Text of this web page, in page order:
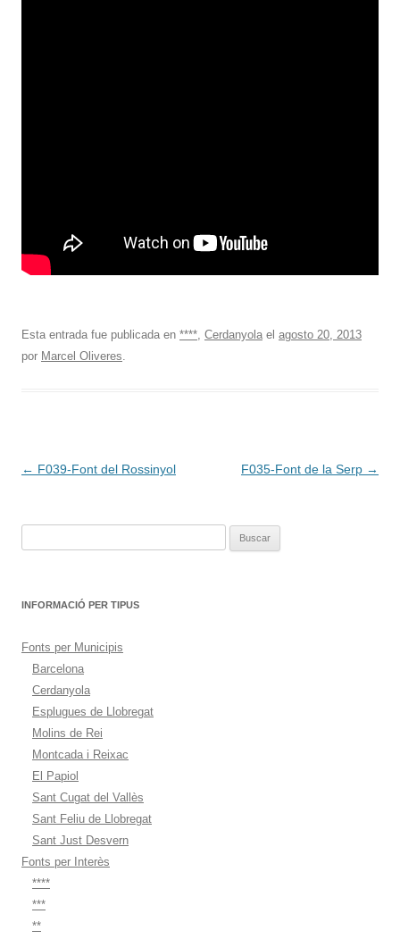
Esta entrada fue publicada en **** Cerdanyola el agosto 20, 2013
por Marcel Oliveres
Navegación
← F039-Font del Rossinyol F035-Font de la Serp →
INFORMACIÓ PER TIPUS
Fonts per Municipis
Barcelona
Cerdanyola
Esplugues de Llobregat
Molins de Rei
Montcada i Reixac
El Papiol
Sant Cugat del Vallès
Sant Feliu de Llobregat
Sant Just Desvern
Fonts per Interès
****
***
**